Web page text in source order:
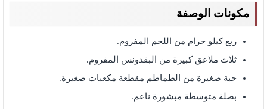
مكونات الوصفة
ربع كيلو جرام من اللحم المفروم.
ثلاث ملاعق كبيرة من البقدونس المفروم.
حبة صغيرة من الطماطم مقطعة مكعبات صغيرة.
بصلة متوسطة مبشورة ناعم.